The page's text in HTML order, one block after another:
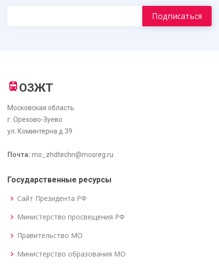
ОЗЖТ
Московская область
г. Орехово-Зуево
ул. Коминтерна д.39
Почта: mo_zhdtechn@mosreg.ru
Государственные ресурсы
Сайт Президента РФ
Министерство просвещения РФ
Правительство МО
Министерство образования МО